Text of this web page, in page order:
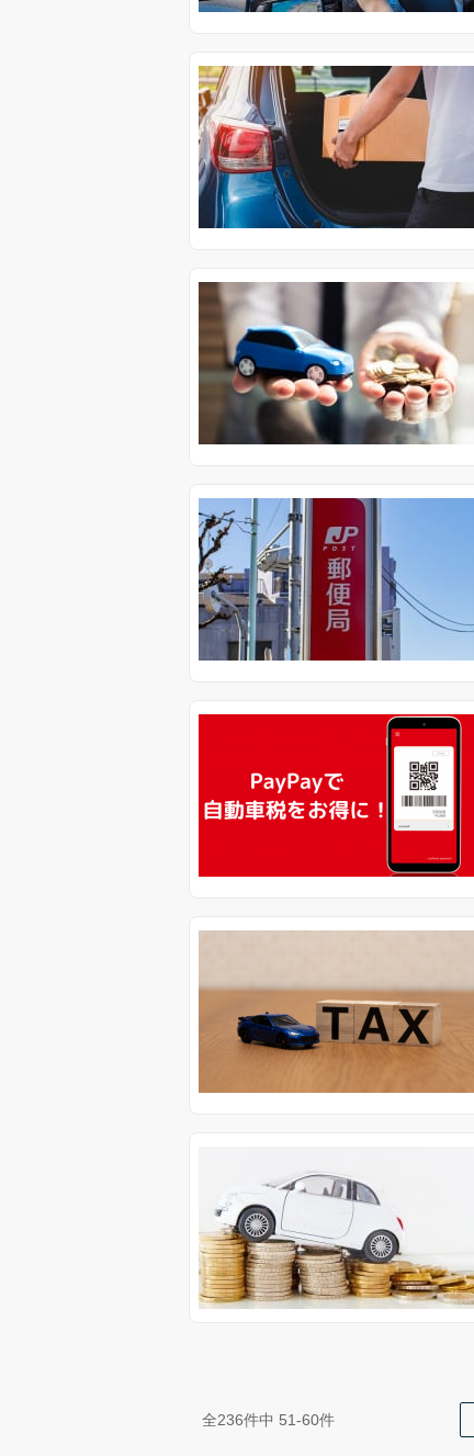
全236件中 51-60件